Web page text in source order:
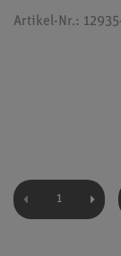
Artikel-Nr.: